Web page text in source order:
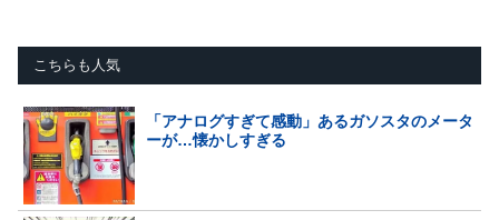
こちらも人気
「アナログすぎて感動」あるガソスタのメータ
ーが…懐かしすぎる